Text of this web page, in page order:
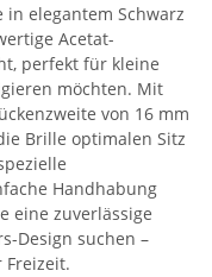
elegantem Schwarz
Acetat-
perfekt für kleine
möchten. Mit
von 16 mm
Brille optimalen Sitz
Handhabung
eine zuverlässige
Design suchen –
Freizeit.